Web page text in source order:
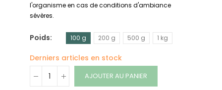
l'organisme en cas de conditions d'ambiance
sévères.
Poids 100 g 200 g 500 g 1 kg
Derniers articles en stock
AJOUTER AU PANIER